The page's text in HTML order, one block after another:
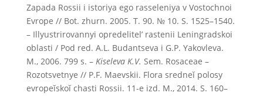
Zapada Rossii i istoriya ego rasseleniya v Vostochnoi
Evrope // Bot. zhurn. 2005. T. 90. № 10. S. 1525–1540.
– Illyustrirovannyi opredelitel’ rastenii Leningradskoi
oblasti / Pod red. A.L. Budantseva i G.P. Yakovleva.
M., 2006. 799 s. – Kiseleva K.V. Sem. Rosaceae –
Rozotsvetnye // P.F. Maevskii. Flora sredneĭ polosy
evropeĭskoĭ chasti Rossii. 11-e izd. M., 2014. S. 160–